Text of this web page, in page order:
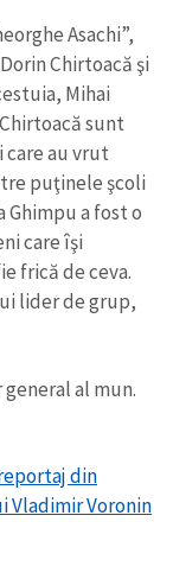
Asachi”,
Chirtoacă şi
Mihai
sunt
care au vrut
puţinele şcoli
Ghimpu a fost o
care îşi
frică de ceva.
lider de grup,
al mun.
din
Vladimir Voronin